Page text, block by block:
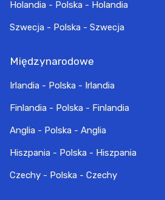
Holandia - Polska - Holandia
Szwecja - Polska - Szwecja
Międzynarodowe
Irlandia - Polska - Irlandia
Finlandia - Polska - Finlandia
Anglia - Polska - Anglia
Hiszpania - Polska - Hiszpania
Czechy - Polska - Czechy